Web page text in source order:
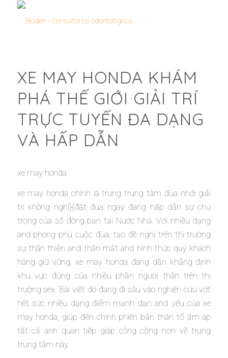
XE MAY HONDA KHÁM
PHÁ THẾ GIỚI GIẢI TRÍ
TRỰC TUYẾN ĐA DẠNG
VÀ HẤP DẪN
xe may honda
xe may honda chính là trung trung tâm đùa nhởi giải
trí không nghỉ}{đặt đùa ngay đang hấp dẫn sự chú
trọng của số đông bạn tại Nước Nhà. Với nhiều dạng
and phong phú cuộc đùa, tạo đề nghị trên thị trường
sự thân thiện and thân mật and hình thức quý khách
hàng giữ vững, xe may honda đang dần khẳng định
khu vực đứng của nhiều phần người thân trên thị
trường sex. Bài viết đó đang đi sâu vào nghiên cứu vớt
hết sức nhiều dạng điểm mạnh dạn and yếu của xe
may honda, giúp đến chính phiên bản thân tổ ấm áp
tất cả ánh quan tiếp giáp công cộng hơn về trung
trung tâm này.